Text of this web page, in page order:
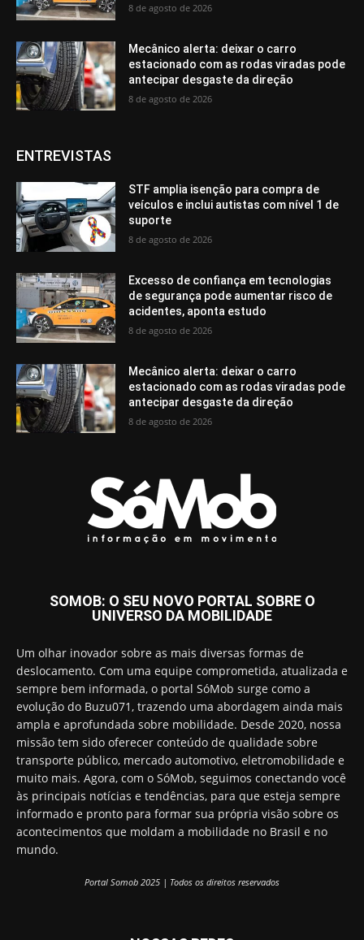
8 de agosto de 2026
Mecânico alerta: deixar o carro
estacionado com as rodas viradas pode
antecipar desgaste da direção
8 de agosto de 2026
ENTREVISTAS
STF amplia isenção para compra de
veículos e inclui autistas com nível 1 de
suporte
8 de agosto de 2026
Excesso de confiança em tecnologias
de segurança pode aumentar risco de
acidentes, aponta estudo
8 de agosto de 2026
Mecânico alerta: deixar o carro
estacionado com as rodas viradas pode
antecipar desgaste da direção
8 de agosto de 2026
SOMOB: O SEU NOVO PORTAL SOBRE O
UNIVERSO DA MOBILIDADE
Um olhar inovador sobre as mais diversas formas de
deslocamento. Com uma equipe comprometida, atualizada e
sempre bem informada, o portal SóMob surge como a
evolução do Buzu071, trazendo uma abordagem ainda mais
ampla e aprofundada sobre mobilidade. Desde 2020, nossa
missão tem sido oferecer conteúdo de qualidade sobre
transporte público, mercado automotivo, eletromobilidade e
muito mais. Agora, com o SóMob, seguimos conectando você
às principais notícias e tendências, para que esteja sempre
informado e pronto para formar sua própria visão sobre os
acontecimentos que moldam a mobilidade no Brasil e no
mundo.
Portal Somob 2025 | Todos os direitos reservados